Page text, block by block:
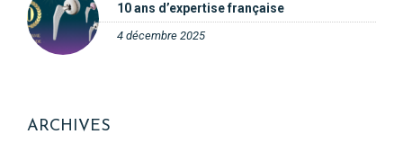
10 ans d’expertise française
4 décembre 2025
ARCHIVES